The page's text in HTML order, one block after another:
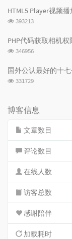
次
数:
HTML5 Player视频
浏
次
数:
393213
PHP代码获取相机
浏
次
数:
346956
国外公认最好的十
浏
数:
331729
博客信息
文章数目
评论数目
在线人数
访客总数
感谢陪伴
加载耗时